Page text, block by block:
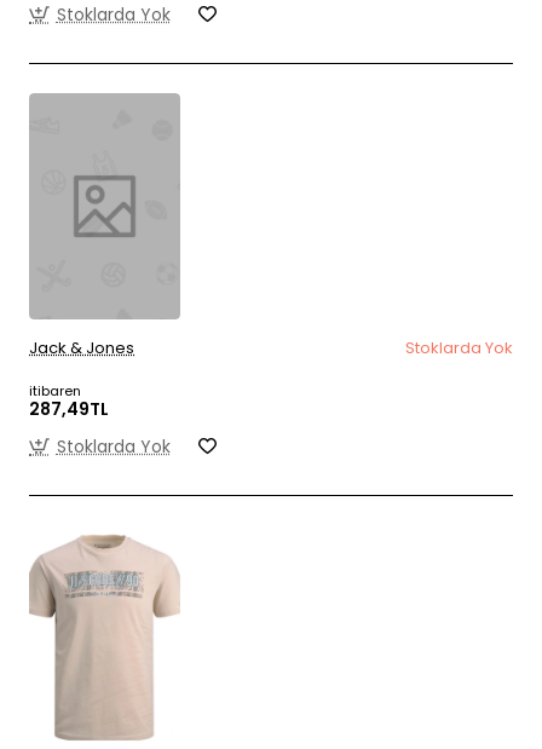
Stoklarda Yok
Jack & Jones Stoklarda Yok
itibaren
287,49TL
Stoklarda Yok